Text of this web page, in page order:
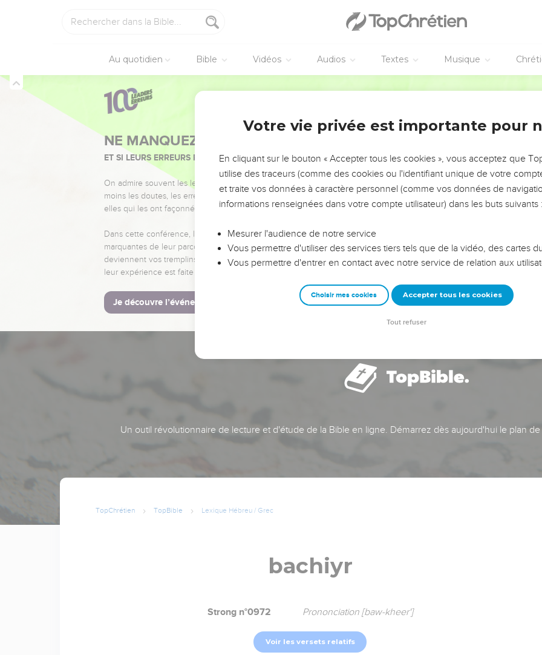
Au quotidien Bible Vidéos Audios Textes Musique
NE MANQUEZ PAS L’ÉVÉNEMENT DE L’ANNÉE !
ET SI LEURS ERREURS POUVAIENT VOUS ÉVITER LES VOTRES ?
On admire souvent les leaders pour leurs réussites, leur impact, leur foi ou leur vision. Mais on voit
moins les doutes, les erreurs et les saisons difficiles qu'ils ont traversés, alors même que ce sont
elles qui les ont façonnés.
Dans cette conférence, leaders, entrepreneurs, et responsables reviennent sur les erreurs
marquantes de leur parcours et les clés pour avancer avec plus de sagesse afin que leurs erreurs
deviennent vos tremplins. Que vous guidiez un ministère, une équipe, un groupe ou une famille,
leur expérience est faite pour vous.
Je découvre l’événement
Un outil révolutionnaire de lecture et d'étude de la Bible en ligne. Démarrez dès aujourd'hui le plan
TopChrétien TopBible Lexique Hébreu / Grec
bachiyr
Strong n°0972 Prononciation [baw-kheer']
Voir les versets relatifs
Votre vie privée est importante pour
En cliquant sur le bouton « Accepter tous les cookies », vous acceptez que
utilise des traceurs (comme des cookies ou l'identifiant unique de votre
et traite vos données à caractère personnel (comme vos données de
informations renseignées dans votre compte utilisateur) dans les buts suivants :
Mesurer l'audience de notre service
Vous permettre d'utiliser des services tiers tels que de la vidéo, des cartes
Vous permettre d'entrer en contact avec notre service de relation aux
Choisir mes cookies Accepter tous les cookies
Tout refuser